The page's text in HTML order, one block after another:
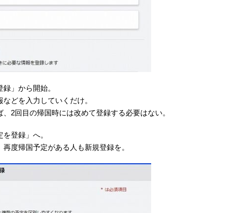
」から開始。
どを入力していくだけ。
2回目の帰国時には改めて登録する必要はない。
登録」へ。
度帰国予定がある人も新規登録を。